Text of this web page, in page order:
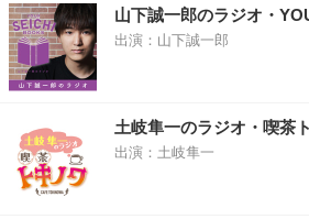
山下誠一郎のラジオ・
出演：山下誠一郎
土岐隼一のラジオ・喫茶
出演：土岐隼一